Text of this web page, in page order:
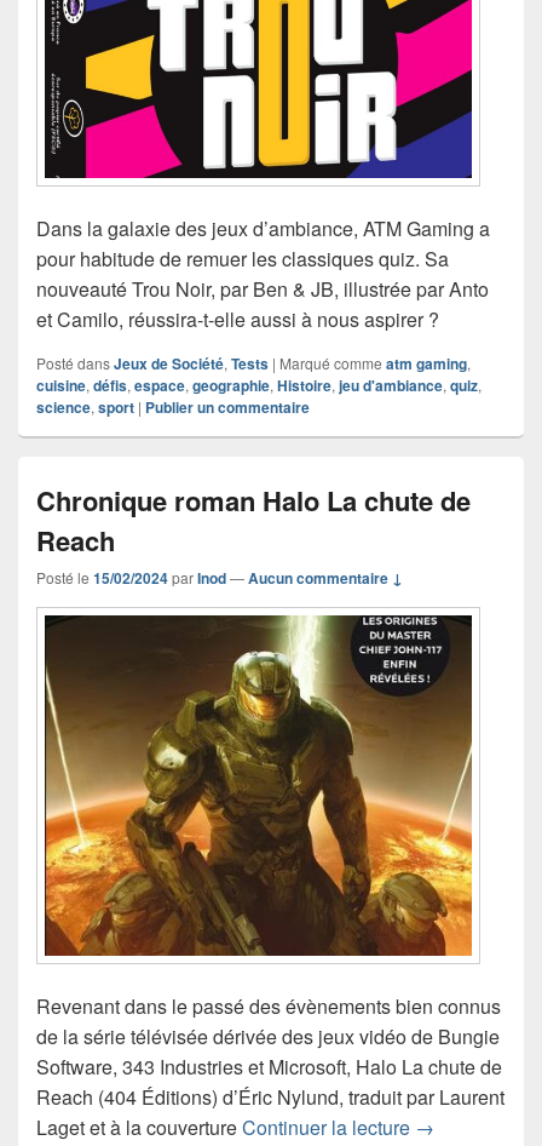
Dans la galaxie des jeux d’ambiance, ATM Gaming a
pour habitude de remuer les classiques quiz. Sa
nouveauté Trou Noir, par Ben & JB, illustrée par Anto
et Camilo, réussira-t-elle aussi à nous aspirer ?
Posté dansJeux de Société, Tests | Marqué comme atm gaming,
cuisine, défis, espace, geographie, Histoire, jeu d'ambiance, quiz,
science, sport | Publier un commentaire
Chronique roman Halo La chute de
Reach
Posté le 15/02/2024parInod—Aucun commentaire ↓
Revenant dans le passé des évènements bien connus
de la série télévisée dérivée des jeux vidéo de Bungie
Software, 343 Industries et Microsoft, Halo La chute de
Reach (404 Éditions) d’Éric Nylund, traduit par Laurent
Laget et à la couvertureContinuer la lecture Chronique
→